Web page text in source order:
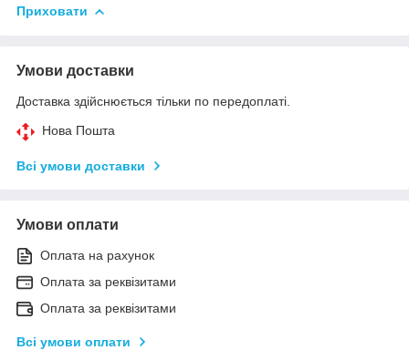
Приховати
Умови доставки
Доставка здійснюється тільки по передоплаті.
Нова Пошта
Всі умови доставки
Умови оплати
Оплата на рахунок
Оплата за реквізитами
Оплата за реквізитами
Всі умови оплати